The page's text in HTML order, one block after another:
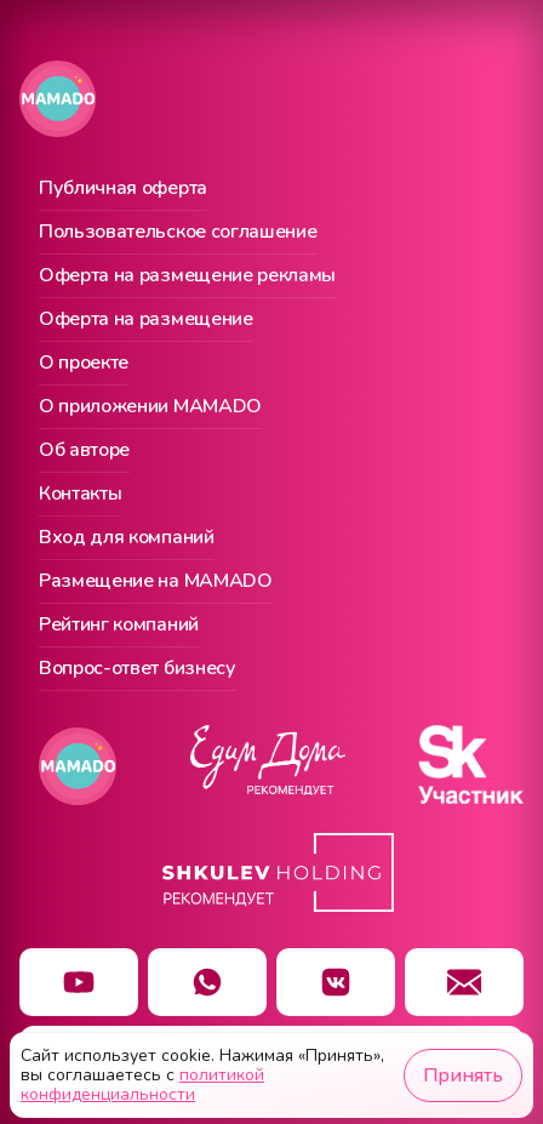
Публичная оферта
О проекте
Вход для компаний
Пользовательское соглашение
О приложении MAMADO
Размещение на MAMADO
Оферта на размещение рекламы
Об авторе
Рейтинг компаний
Оферта на размещение
Контакты
Вопрос-ответ бизнесу
Чат заботы
Сайт использует cookie. Нажимая «Принять»,
вы соглашаетесь с политикой
конфиденциальности
Принять